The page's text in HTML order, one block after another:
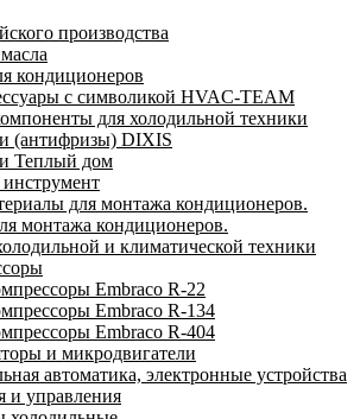
производства
кондиционеров
с символикой HVAC-TEAM
для холодильной техники
(антифризы) DIXIS
Теплый дом
для монтажа кондиционеров.
монтажа кондиционеров.
и климатической техники
Embraco R-22
Embraco R-134
Embraco R-404
и микродвигатели
автоматика, электронные устройства
и управления